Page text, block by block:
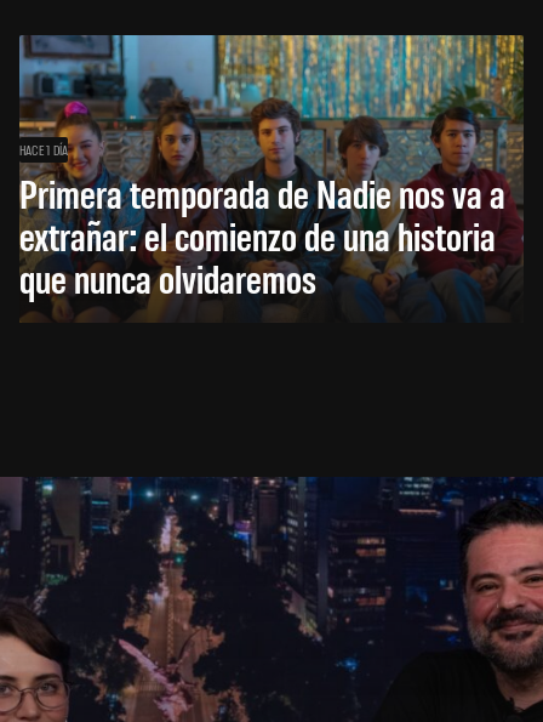
HACE 1 DÍA
Primera temporada de Nadie nos va a
extrañar: el comienzo de una historia
que nunca olvidaremos